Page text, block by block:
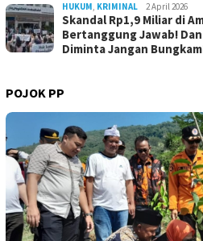
HUKUM, KRIMINAL 2 April 2026
Skandal Rp1,9 Miliar di
Bertanggung Jawab!
Diminta Jangan
POJOK PP